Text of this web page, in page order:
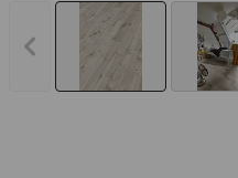
Vorheriges Bild anzeigen